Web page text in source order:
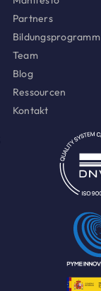
Partners
Bildungsprogramm
Team
Blog
Ressourcen
Kontakt